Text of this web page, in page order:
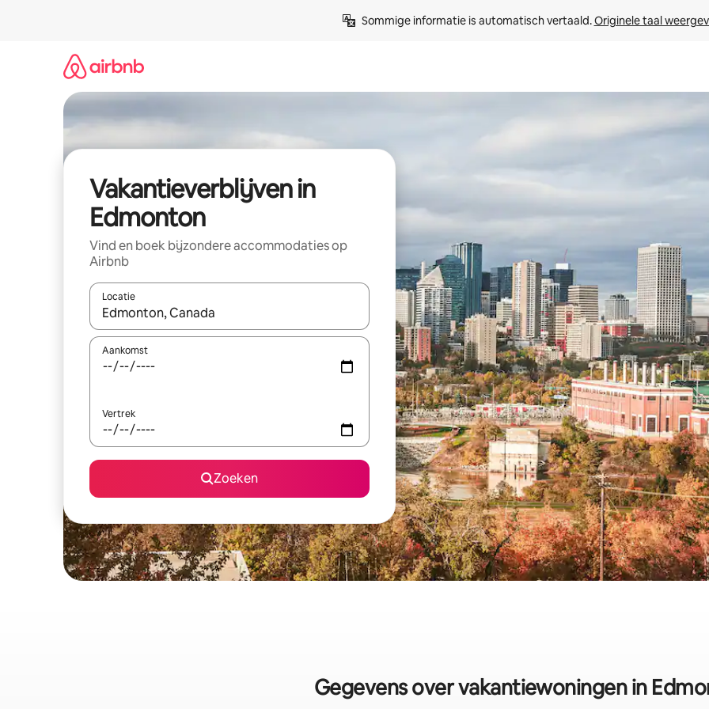
Sommige informatie is automatisch vertaald. Originele taal
Vakantieverblijven in
Edmonton
Vind en boek bijzondere accommodaties op
Airbnb
Locatie
Wanneer er resultaten beschikbaar zijn, maak je een keuze met je de pijltjestoetsen omhoog en omlaag, óf door te
Aankomst
Vertrek
Zoeken
Gegevens over vakantiewoningen in